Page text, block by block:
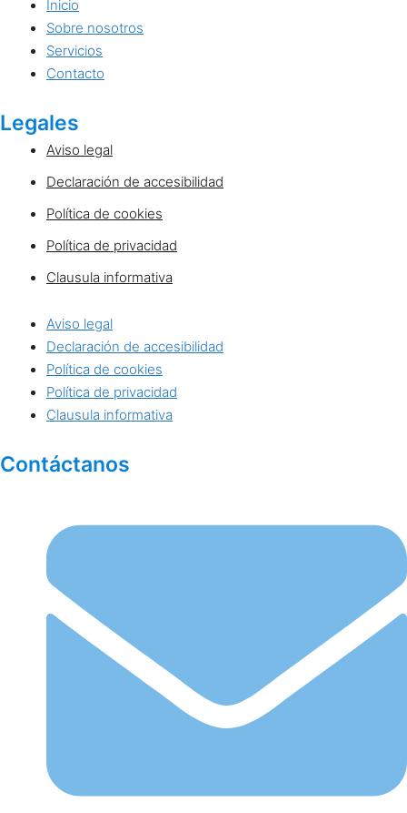
Inicio
Sobre nosotros
Servicios
Contacto
Legales
Aviso legal
Declaración de accesibilidad
Política de cookies
Política de privacidad
Clausula informativa
Aviso legal
Declaración de accesibilidad
Política de cookies
Política de privacidad
Clausula informativa
Contáctanos